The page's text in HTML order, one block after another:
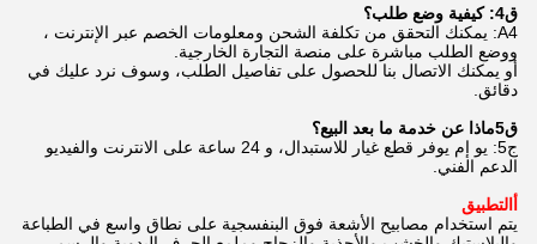
ق4: كيفية وضع طلب؟
A4: يمكنك التحقق من تكلفة الشحن ومعلومات الخصم عبر الإنترنت ،
ووضع الطلب مباشرة على منصة التجارة الخارجية.
أو يمكنك الاتصال بنا للحصول على تفاصيل الطلب، وسوف نرد عليك في
دقائق.
ق5ماذا عن خدمة ما بعد البيع؟
ج5: يو إم يوفر قطع غيار للاستبدال، و 24 ساعة على الانترنت والفيديو
الدعم الفني.
التطبيق
يتم استخدام مصابيح الأشعة فوق البنفسجية على نطاق واسع في الطباعة